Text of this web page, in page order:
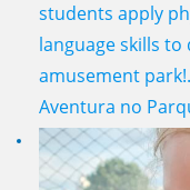
students apply
language skills
amusement
Aventura no